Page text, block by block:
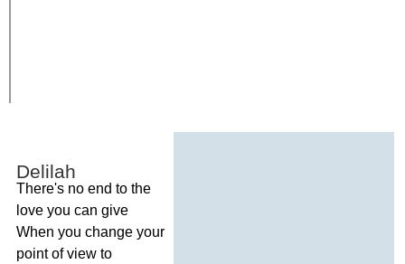
Delilah
There's no end to the
love you can give
When you change your
point of view to